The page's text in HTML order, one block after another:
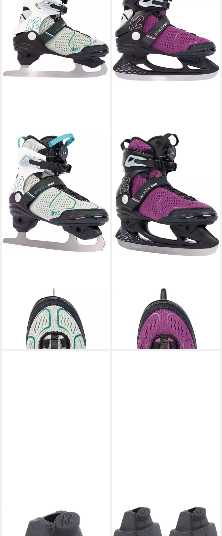
Schlittschuhe
181,29 €
lieferbar - in 9-11 Werktagen bei
Schlittschuhe
169,99 €
lieferbar - in 9-11 Werktagen bei